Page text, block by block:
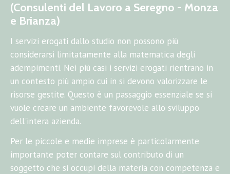
(Consulenti del Lavoro a Seregno - Monza
e Brianza)
I servizi erogati dallo studio non possono più
considerarsi limitatamente alla matematica degli
adempimenti. Nei più casi i servizi erogati rientrano in
un contesto più ampio cui in si devono valorizzare le
risorse gestite. Questo è un passaggio essenziale se si
vuole creare un ambiente favorevole allo sviluppo
dell'intera azienda.
Per le piccole e medie imprese è particolarmente
importante poter contare sul contributo di un
soggetto che si occupi della materia con competenza e